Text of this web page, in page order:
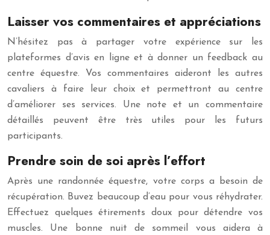
Laisser vos commentaires et appréciations
N’hésitez pas à partager votre expérience sur les
plateformes d’avis en ligne et à donner un feedback au
centre équestre. Vos commentaires aideront les autres
cavaliers à faire leur choix et permettront au centre
d’améliorer ses services. Une note et un commentaire
détaillés peuvent être très utiles pour les futurs
participants.
Prendre soin de soi après l’effort
Après une randonnée équestre, votre corps a besoin de
récupération. Buvez beaucoup d’eau pour vous réhydrater.
Effectuez quelques étirements doux pour détendre vos
muscles. Une bonne nuit de sommeil vous aidera à